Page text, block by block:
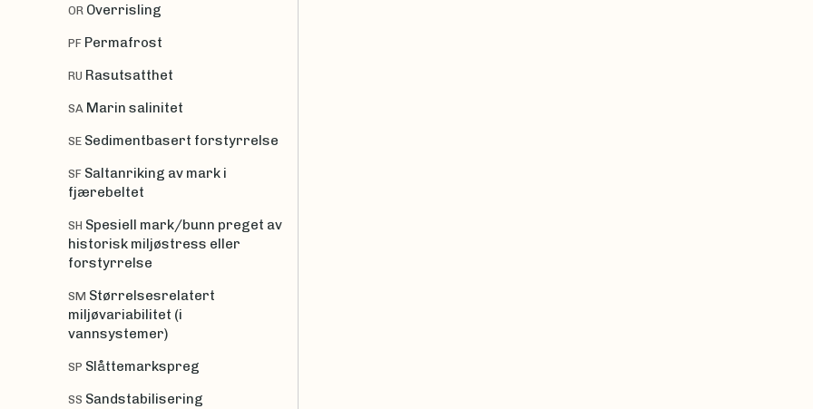
OR Overrisling
PF Permafrost
RU Rasutsatthet
SA Marin salinitet
SE Sedimentbasert forstyrrelse
SF Saltanriking av mark i
fjærebeltet
SH Spesiell mark/bunn preget av
historisk miljøstress eller
forstyrrelse
SM Størrelsesrelatert
miljøvariabilitet (i
vannsystemer)
SP Slåttemarkspreg
SS Sandstabilisering